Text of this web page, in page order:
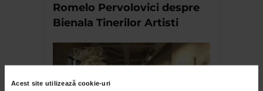
Acest site utilizează cookie-uri
Romelo Pervolovici despre
Bienala Tinerilor Artisti